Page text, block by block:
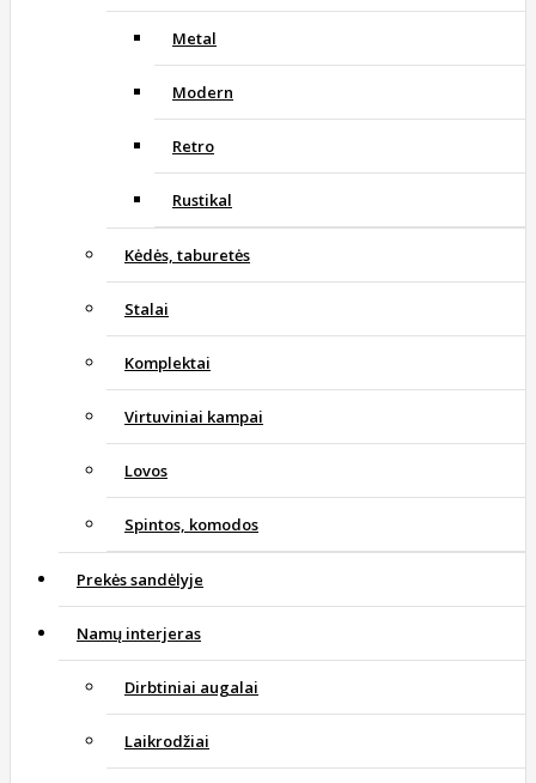
Metal
Modern
Retro
Rustikal
Kėdės, taburetės
Stalai
Komplektai
Virtuviniai kampai
Lovos
Spintos, komodos
Prekės sandėlyje
Namų interjeras
Dirbtiniai augalai
Laikrodžiai